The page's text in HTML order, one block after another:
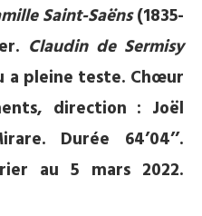
Saint-Saëns(1835-
Claudin de Sermisy
a pleine teste. Chœur
direction : Joël
Durée 64’04’’.
au 5 mars 2022.